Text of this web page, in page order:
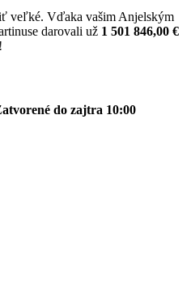
veľké. Vďaka vašim Anjelským
darovali už 1 501 846,00 €
do zajtra 10:00